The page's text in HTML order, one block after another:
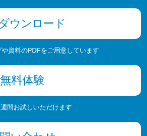
ウンロード
資料のPDFをご用意しています
料体験
間お試しいただけます